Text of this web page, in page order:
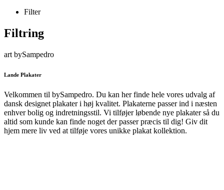
Filter
Filtring
art bySampedro
Lande Plakater
Velkommen til bySampedro. Du kan her finde hele vores udvalg af
dansk designet plakater i høj kvalitet. Plakaterne passer ind i næsten
enhver bolig og indretningsstil. Vi tilføjer løbende nye plakater så du
altid som kunde kan finde noget der passer præcis til dig! Giv dit
hjem mere liv ved at tilføje vores unikke plakat kollektion.